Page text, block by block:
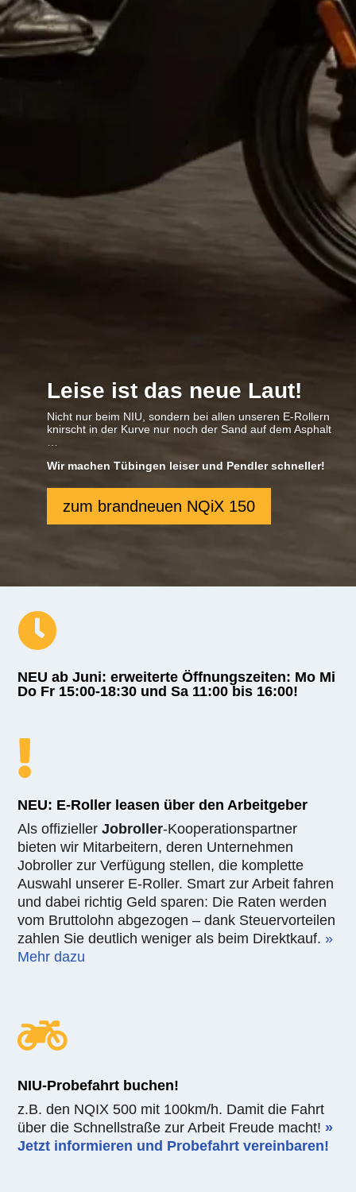
Leise ist das neue Laut!
Nicht nur beim NIU, sondern bei allen unseren E-Rollern
knirscht in der Kurve nur noch der Sand auf dem Asphalt
Wir machen Tübingen leiser und Pendler schneller!
zum brandneuen NQiX 150
Wir machen Tübingen leiser und Pendler schneller!

NEU ab Juni: erweiterte Öffnungszeiten: Mo Mi
Do Fr 15:00-18:30 und Sa 11:00 bis 16:00!

NEU: E-Roller leasen über den Arbeitgeber
Als offiziellerJobroller-Kooperationspartner
bieten wir Mitarbeitern, deren Unternehmen
Jobroller zur Verfügung stellen, die komplette
Auswahl unserer E-Roller. Smart zur Arbeit fahren
und dabei richtig Geld sparen: Die Raten werden
vom Bruttolohn abgezogen – dank Steuervorteilen
zahlen Sie deutlich weniger als beim Direktkauf. »
Mehr dazu

NIU-Probefahrt buchen!
z.B. den NQIX 500 mit 100km/h. Damit die Fahrt
über die Schnellstraße zur Arbeit Freude macht! »
Jetzt informieren und Probefahrt vereinbaren!